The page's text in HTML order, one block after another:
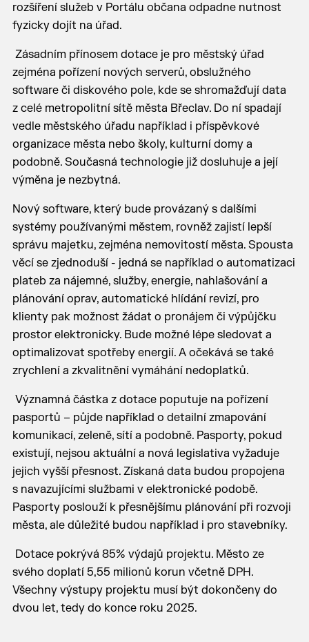
rozšíření služeb v Portálu občana odpadne nutnost
fyzicky dojít na úřad.
Zásadním přínosem dotace je pro městský úřad
zejména pořízení nových serverů, obslužného
software či diskového pole, kde se shromažďují data
z celé metropolitní sítě města Břeclav. Do ní spadají
vedle městského úřadu například i příspěvkové
organizace města nebo školy, kulturní domy a
podobně. Současná technologie již dosluhuje a její
výměna je nezbytná.
Nový software, který bude provázaný s dalšími
systémy používanými městem, rovněž zajistí lepší
správu majetku, zejména nemovitostí města. Spousta
věcí se zjednoduší - jedná se například o automatizaci
plateb za nájemné, služby, energie, nahlašování a
plánování oprav, automatické hlídání revizí, pro
klienty pak možnost žádat o pronájem či výpůjčku
prostor elektronicky. Bude možné lépe sledovat a
optimalizovat spotřeby energií. A očekává se také
zrychlení a zkvalitnění vymáhání nedoplatků.
Významná částka z dotace poputuje na pořízení
pasportů – půjde například o detailní zmapování
komunikací, zeleně, sítí a podobně. Pasporty, pokud
existují, nejsou aktuální a nová legislativa vyžaduje
jejich vyšší přesnost. Získaná data budou propojena
s navazujícími službami v elektronické podobě.
Pasporty poslouží k přesnějšímu plánování při rozvoji
města, ale důležité budou například i pro stavebníky.
Dotace pokrývá 85% výdajů projektu. Město ze
svého doplatí 5,55 milionů korun včetně DPH.
Všechny výstupy projektu musí být dokončeny do
dvou let, tedy do konce roku 2025.